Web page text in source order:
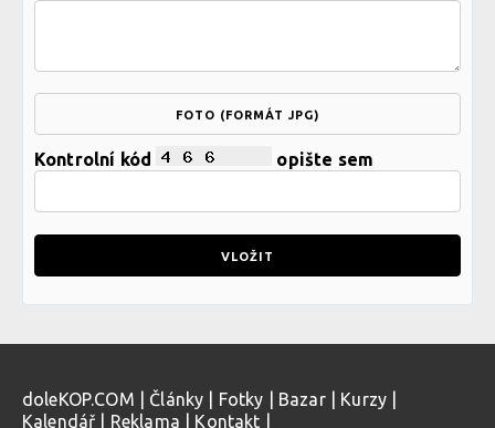
FOTO (FORMÁT JPG)
Kontrolní kód opište sem
doleKOP.COM Články Fotky Bazar| Kurzy
Kalendář
Reklama Kontakt